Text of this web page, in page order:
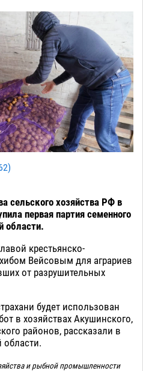
)
сельского хозяйства РФ в
первая партия семенного
области.
крестьянско-
Вейсовым для аграриев
от разрушительных
будет использован
в хозяйствах Акушинского,
районов, рассказали в
области.
и рыбной промышленности